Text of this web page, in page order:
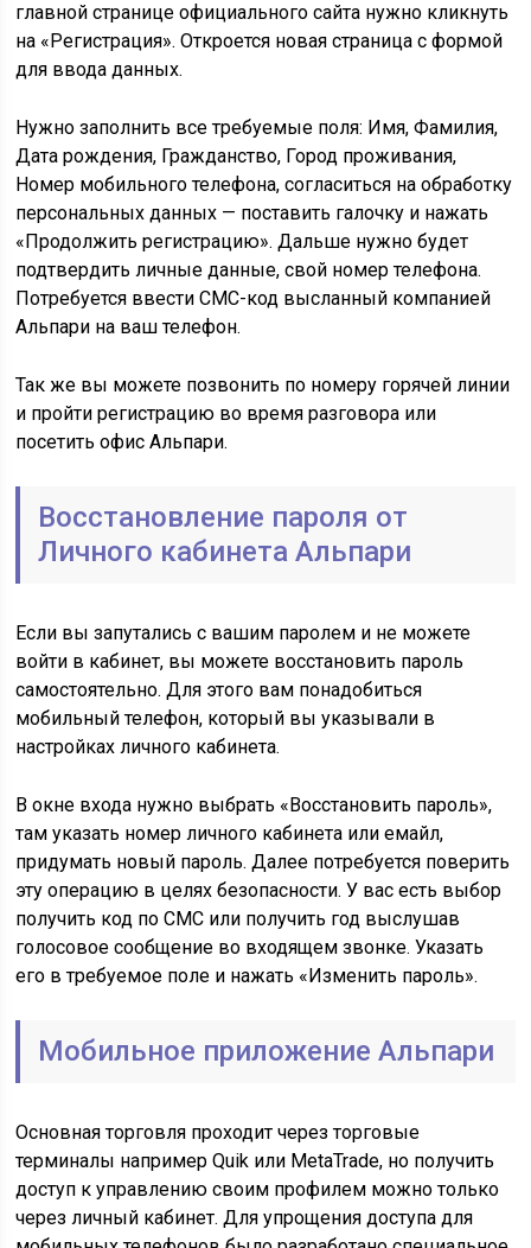
главной странице официального сайта нужно кликнуть
на «Регистрация». Откроется новая страница с формой
для ввода данных.
Нужно заполнить все требуемые поля: Имя, Фамилия,
Дата рождения, Гражданство, Город проживания,
Номер мобильного телефона, согласиться на обработку
персональных данных — поставить галочку и нажать
«Продолжить регистрацию». Дальше нужно будет
подтвердить личные данные, свой номер телефона.
Потребуется ввести СМС-код высланный компанией
Альпари на ваш телефон.
Так же вы можете позвонить по номеру горячей линии
и пройти регистрацию во время разговора или
посетить офис Альпари.
Восстановление пароля от
Личного кабинета Альпари
Если вы запутались с вашим паролем и не можете
войти в кабинет, вы можете восстановить пароль
самостоятельно. Для этого вам понадобиться
мобильный телефон, который вы указывали в
настройках личного кабинета.
В окне входа нужно выбрать «Восстановить пароль»,
там указать номер личного кабинета или емайл,
придумать новый пароль. Далее потребуется поверить
эту операцию в целях безопасности. У вас есть выбор
получить код по СМС или получить год выслушав
голосовое сообщение во входящем звонке. Указать
его в требуемое поле и нажать «Изменить пароль».
Мобильное приложение Альпари
Основная торговля проходит через торговые
терминалы например Quik или MetaTrade, но получить
доступ к управлению своим профилем можно только
через личный кабинет. Для упрощения доступа для